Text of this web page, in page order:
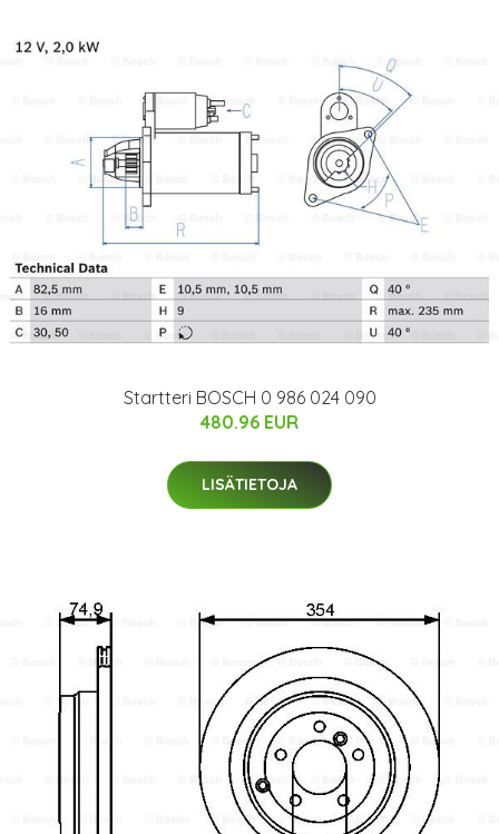
Startteri BOSCH 0 986 024 090
480.96 EUR
LISÄTIETOJA